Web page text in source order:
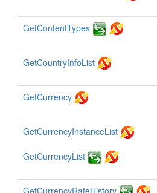
GetContentTypes
GetCountryInfoList
GetCurrency
GetCurrencyInstanceList
GetCurrencyList
GetCurrencyRateHistory